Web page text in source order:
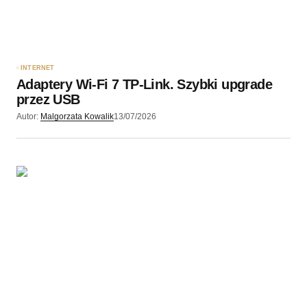
INTERNET
Adaptery Wi-Fi 7 TP-Link. Szybki upgrade
przez USB
Autor: Malgorzata Kowalik13/07/2026